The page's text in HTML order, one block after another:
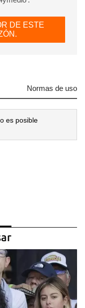
DE ESTE
Normas de uso
es posible